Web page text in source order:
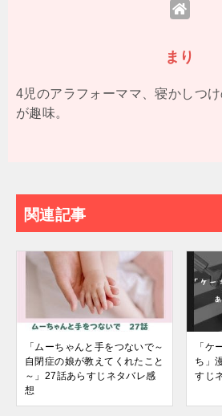
まり
4児のアラフォーママ、寝かしつ
が趣味。
関連記事
「ムーちゃんと手をつないで～
自閉症の娘が教えてくれたこと
～」27話あらすじネタバレ感
想
「ケ
ち」
すじ